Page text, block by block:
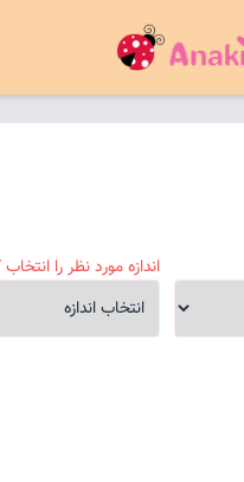
اندازه مورد نظر را انتخاب